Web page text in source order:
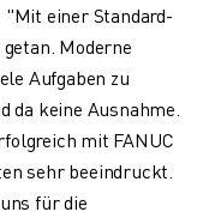
einer Standard-
Moderne
Aufgaben zu
da keine Ausnahme.
mit FANUC
sehr beeindruckt.
für die